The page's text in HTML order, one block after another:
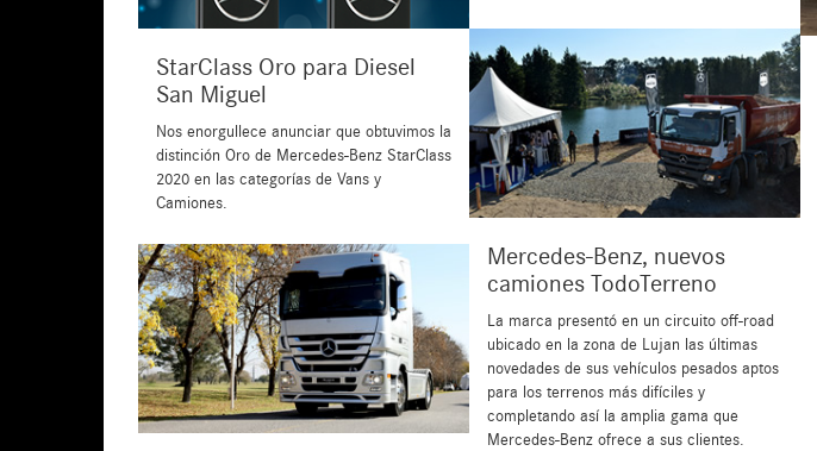
StarClass Oro para Diesel
San Miguel
Nos enorgullece anunciar que obtuvimos la
distinción Oro de Mercedes-Benz StarClass
2020 en las categorías de Vans y
Camiones.
Mercedes-Benz, nuevos
camiones TodoTerreno
La marca presentó en un circuito off-road
ubicado en la zona de Lujan las últimas
novedades de sus vehículos pesados aptos
para los terrenos más difíciles y
completando así la amplia gama que
Mercedes-Benz ofrece a sus clientes.